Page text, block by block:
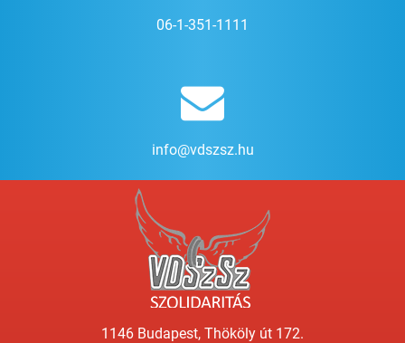
06-1-351-1111
info@vdszsz.hu
1146 Budapest, Thököly út 172.